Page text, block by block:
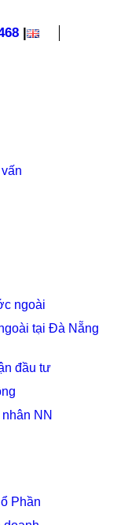
|
ngoài
tại Đà Nẵng
đầu tư
NN
Phần